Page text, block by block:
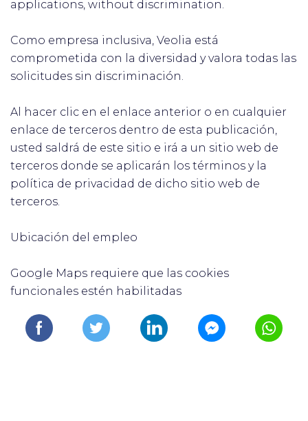
applications, without discrimination.
Como empresa inclusiva, Veolia está
comprometida con la diversidad y valora todas las
solicitudes sin discriminación.
Al hacer clic en el enlace anterior o en cualquier
enlace de terceros dentro de esta publicación,
usted saldrá de este sitio e irá a un sitio web de
terceros donde se aplicarán los términos y la
política de privacidad de dicho sitio web de
terceros.
Ubicación del empleo
Google Maps requiere que las cookies
funcionales estén habilitadas